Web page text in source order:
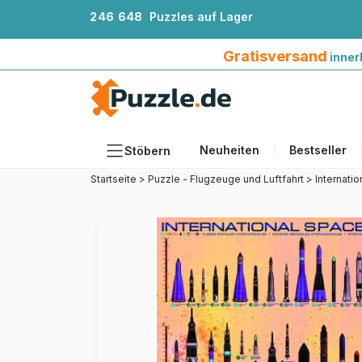
246 648 Puzzles auf Lager
Gratisversand
Stöbern Neuheiten Bestseller
Teileanzahl
Künstlerinnen und Künstler
Startseite > Puzzle - Flugzeuge und Luftfahrt >